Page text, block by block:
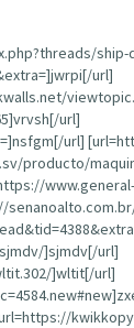
ship-
url]
url]
url]
producto/
]sjmdv[/url]
]wltit[/url]